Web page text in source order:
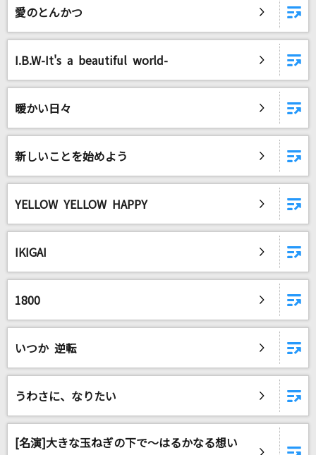
Mr.Children
ダーリン
Lemon
米津玄師
アドバンス・アドベンチャー
V6
やさしいキスをして
生まれてはじめて
神田沙也加、松たか子
残酷な天使のテーゼ
高橋洋子
サカナクション
愛のとんかつ
I.B.W-It's a beautiful world-
暖かい日々
新しいことを始めよう
YELLOW YELLOW HAPPY
IKIGAI
1800
いつか 逆転
うわさに、なりたい
[名演]大きな玉ねぎの下で～はるかなる想い